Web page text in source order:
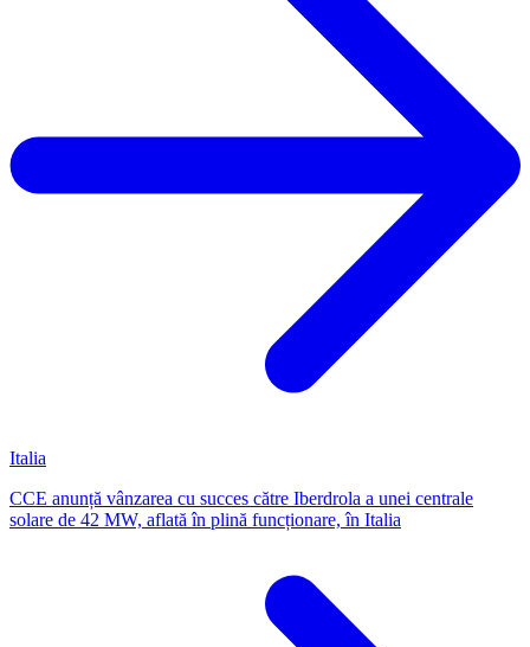
Italia
CCE anunță vânzarea cu succes către Iberdrola a unei centrale
solare de 42 MW, aflată în plină funcționare, în Italia